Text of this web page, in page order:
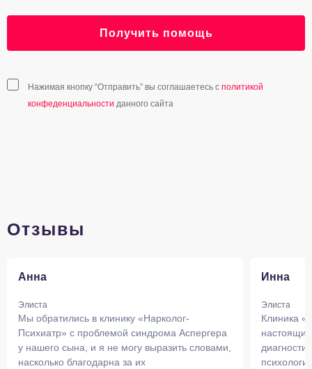
Получить помощь
Нажимая кнопку “Отправить” вы соглашаетесь с политикой
конфеденциальности данного сайта
Отзывы
Анна
Элиста
Мы обратились в клинику «Нарколог-
Психиатр» с проблемой синдрома Аспергера
у нашего сына, и я не могу выразить словами,
насколько благодарна за их
Инна
Элиста
Клиника